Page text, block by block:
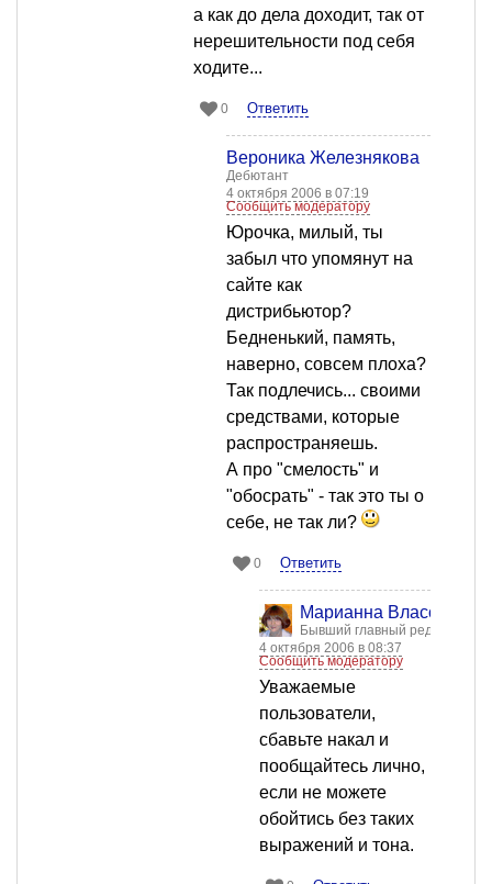
а как до дела доходит, так от
нерешительности под себя
ходите...
0 Ответить
Вероника Железнякова
Дебютант
4 октября 2006 в 07:19
Сообщить модератору
Юрочка, милый, ты
забыл что упомянут на
сайте как
дистрибьютор?
Бедненький, память,
наверно, совсем плоха?
Так подлечись... своими
средствами, которые
распространяешь.
А про "смелость" и
"обосрать" - так это ты о
себе, не так ли?
0 Ответить
Марианна Власова
Бывший главный редактор
4 октября 2006 в 08:37
Сообщить модератору
Уважаемые
пользователи,
сбавьте накал и
пообщайтесь лично,
если не можете
обойтись без таких
выражений и тона.